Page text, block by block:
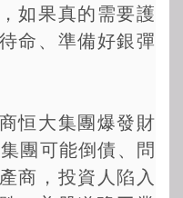
如果真的需要護
命、準備好銀彈
恒大集團爆發財
團可能倒債、問
商，投資人陷入